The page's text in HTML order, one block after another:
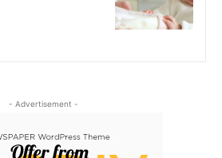
- Advertisement -